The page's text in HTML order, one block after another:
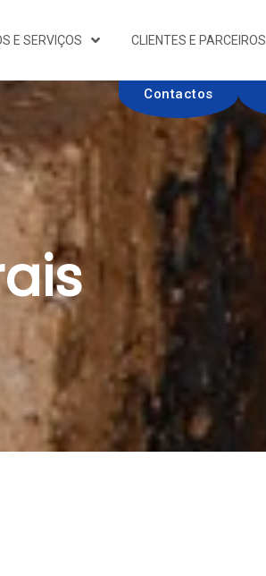
E SERVIÇOS CLIENTES E PARCEIROS
Contactos